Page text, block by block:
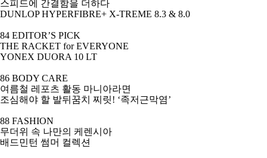
스피드에 간결함을 더하다
DUNLOP HYPERFIBRE+ X-TREME 8.3 & 8.0
84 EDITOR’S PICK
THE RACKET for EVERYONE
YONEX DUORA 10 LT
86 BODY CARE
여름철 레포츠 활동 마니아라면
조심해야 할 발뒤꿈치 찌릿! ‘족저근막염’
88 FASHION
무더위 속 나만의 케렌시아
배드민턴 썸머 컬렉션